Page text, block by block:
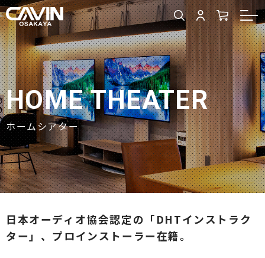
HOME THEATER
ホームシアター
日本オーディオ協会認定の「DHTインストラク
ター」、プロインストーラー在籍。